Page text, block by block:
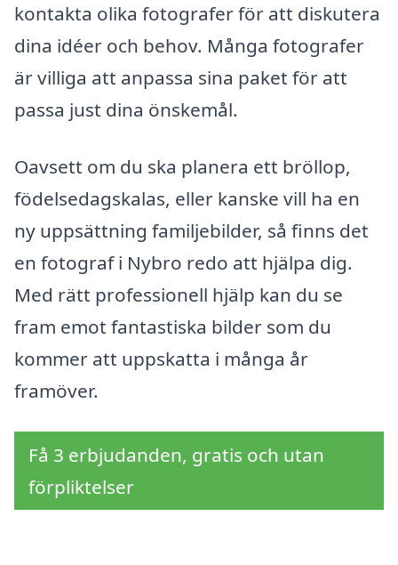
kontakta olika fotografer för att diskutera
dina idéer och behov. Många fotografer
är villiga att anpassa sina paket för att
passa just dina önskemål.
Oavsett om du ska planera ett bröllop,
födelsedagskalas, eller kanske vill ha en
ny uppsättning familjebilder, så finns det
en fotograf i Nybro redo att hjälpa dig.
Med rätt professionell hjälp kan du se
fram emot fantastiska bilder som du
kommer att uppskatta i många år
framöver.
Få 3 erbjudanden, gratis och utan
förpliktelser